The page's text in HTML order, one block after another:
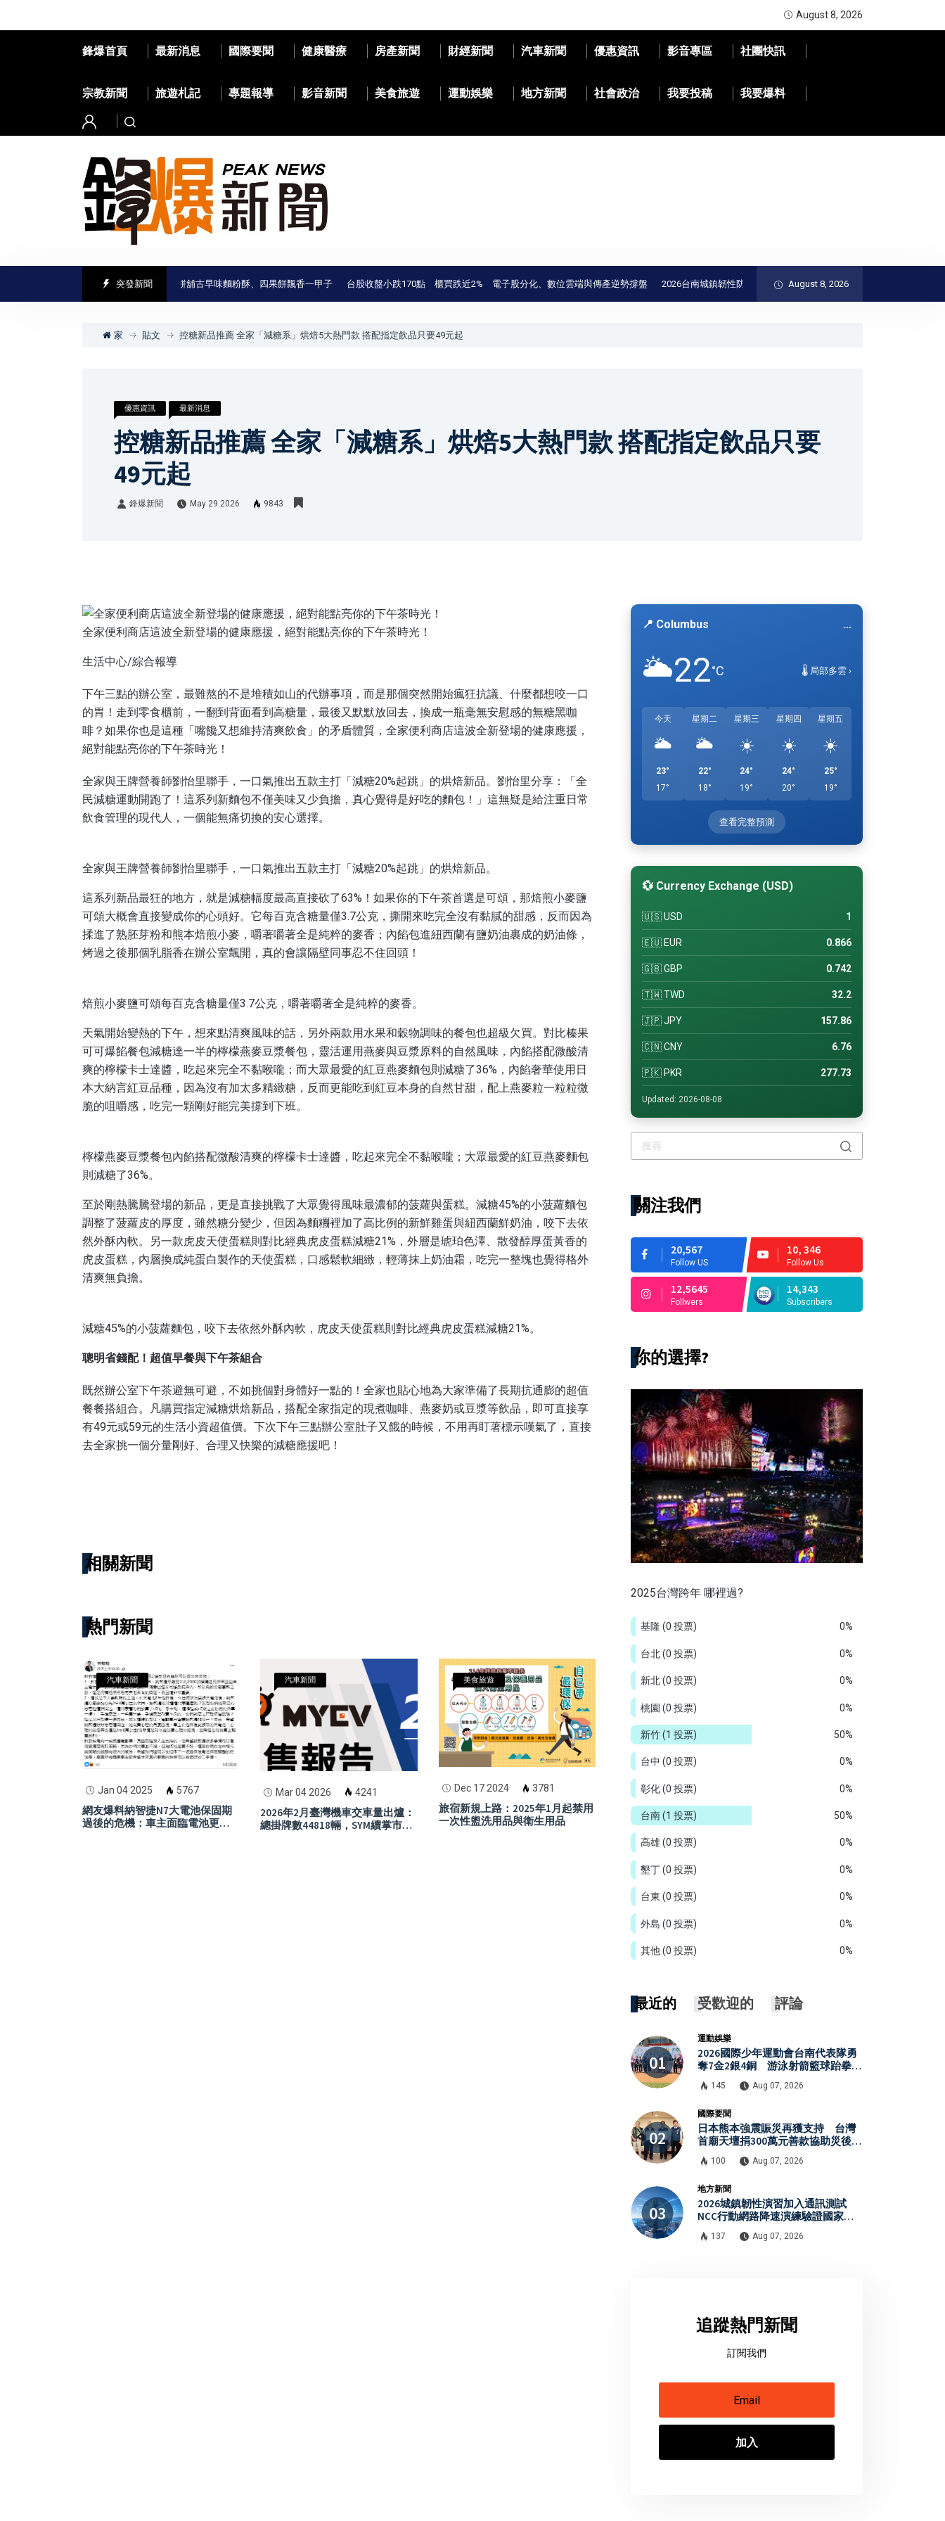
August 8, 2026
鋒爆首頁 最新消息 國際要聞 健康醫療 房產新聞 財經新聞 汽車新聞 優惠資訊 影音專區 社團快訊
宗教新聞 旅遊札記 專題報導 影音新聞 美食旅遊 運動娛樂 地方新聞 社會政治 我要投稿 我要爆料
突發新聞
引路臺南味」走進喜樹老街 義美香餅舖古早味麵粉酥、四果餅飄香一甲子 台股收盤小跌170點 櫃買跌近2% 電子股分化、數位雲端與傳產逆勢撐盤 2026台南城鎮韌性防空演習完成｜黃偉哲肯定全民防衛與防空避難整備
August 8, 2026
家 貼文 控糖新品推薦 全家「減糖系」烘焙5大熱門款 搭配指定飲品只要49元起
優惠資訊 最新消息
控糖新品推薦 全家「減糖系」烘焙5大熱門款 搭配指定飲品只要
49元起
鋒爆新聞 May 29 2026 9843
全家便利商店這波全新登場的健康應援，絕對能點亮你的下午茶時光！
生活中心/綜合報導
下午三點的辦公室，最難熬的不是堆積如山的代辦事項，而是那個突然開始瘋狂抗議、什麼都想咬一口
的胃！走到零食櫃前，一翻到背面看到高糖量，最後又默默放回去，換成一瓶毫無安慰感的無糖黑咖
啡？如果你也是這種「嘴饞又想維持清爽飲食」的矛盾體質，全家便利商店這波全新登場的健康應援，
絕對能點亮你的下午茶時光！
全家與王牌營養師劉怡里聯手，一口氣推出五款主打「減糖20%起跳」的烘焙新品。劉怡里分享：「全
民減糖運動開跑了！這系列新麵包不僅美味又少負擔，真心覺得是好吃的麵包！」這無疑是給注重日常
飲食管理的現代人，一個能無痛切換的安心選擇。
全家與王牌營養師劉怡里聯手，一口氣推出五款主打「減糖20%起跳」的烘焙新品。
這系列新品最狂的地方，就是減糖幅度最高直接砍了63%！如果你的下午茶首選是可頌，那焙煎小麥鹽
可頌大概會直接變成你的心頭好。它每百克含糖量僅3.7公克，撕開來吃完全沒有黏膩的甜感，反而因為
揉進了熟胚芽粉和熊本焙煎小麥，嚼著嚼著全是純粹的麥香；內餡包進紐西蘭有鹽奶油裹成的奶油條，
烤過之後那個乳脂香在辦公室飄開，真的會讓隔壁同事忍不住回頭！
焙煎小麥鹽可頌每百克含糖量僅3.7公克，嚼著嚼著全是純粹的麥香。
天氣開始變熱的下午，想來點清爽風味的話，另外兩款用水果和穀物調味的餐包也超級欠買。對比榛果
可可爆餡餐包減糖達一半的檸檬燕麥豆漿餐包，靈活運用燕麥與豆漿原料的自然風味，內餡搭配微酸清
爽的檸檬卡士達醬，吃起來完全不黏喉嚨；而大眾最愛的紅豆燕麥麵包則減糖了36%，內餡奢華使用日
本大納言紅豆品種，因為沒有加太多精緻糖，反而更能吃到紅豆本身的自然甘甜，配上燕麥粒一粒粒微
脆的咀嚼感，吃完一顆剛好能完美撐到下班。
檸檬燕麥豆漿餐包內餡搭配微酸清爽的檸檬卡士達醬，吃起來完全不黏喉嚨；大眾最愛的紅豆燕麥麵包
則減糖了36%。
至於剛熱騰騰登場的新品，更是直接挑戰了大眾覺得風味最濃郁的菠蘿與蛋糕。減糖45%的小菠蘿麵包
調整了菠蘿皮的厚度，雖然糖分變少，但因為麵糰裡加了高比例的新鮮雞蛋與紐西蘭鮮奶油，咬下去依
然外酥內軟。另一款虎皮天使蛋糕則對比經典虎皮蛋糕減糖21%，外層是琥珀色澤、散發醇厚蛋黃香的
虎皮蛋糕，內層換成純蛋白製作的天使蛋糕，口感鬆軟細緻，輕薄抹上奶油霜，吃完一整塊也覺得格外
清爽無負擔。
減糖45%的小菠蘿麵包，咬下去依然外酥內軟，虎皮天使蛋糕則對比經典虎皮蛋糕減糖21%。
聰明省錢配！超值早餐與下午茶組合
既然辦公室下午茶避無可避，不如挑個對身體好一點的！全家也貼心地為大家準備了長期抗通膨的超值
餐餐搭組合。凡購買指定減糖烘焙新品，搭配全家指定的現煮咖啡、燕麥奶或豆漿等飲品，即可直接享
有49元或59元的生活小資超值價。下次下午三點辦公室肚子又餓的時候，不用再盯著標示嘆氣了，直接
去全家挑一個分量剛好、合理又快樂的減糖應援吧！
相關新聞
熱門新聞
汽車新聞
Jan 04 2025 5767
網友爆料納智捷N7大電池保固期
過後的危機：車主面臨電池更換
汽車新聞
Mar 04 2026 4241
2026年2月臺灣機車交車量出爐：
總掛牌數44818輛，SYM續掌市場
美食旅遊
Dec 17 2024 3781
旅宿新規上路：2025年1月起禁用
一次性盥洗用品與衛生用品
📍 Columbus ...
🌥️22°C 🌡️ 局部多雲 ›
今天
🌥️
23°
17°
星期二
🌥️
22°
18°
星期三
☀️
24°
19°
星期四
☀️
24°
20°
星期五
☀️
25°
19°
查看完整預測
💱 Currency Exchange (USD)
🇺🇸 USD 1
🇪🇺 EUR 0.866
🇬🇧 GBP 0.742
🇹🇼 TWD 32.2
🇯🇵 JPY 157.86
🇨🇳 CNY 6.76
🇵🇰 PKR 277.73
Updated: 2026-08-08
關注我們
20,567
Follow US
10, 346
Follow Us
12,5645
Follwers
14,343
Subscribers
你的選擇?
2025台灣跨年 哪裡過?
0%
基隆 (0 投票)
0%
台北(0 投票)
0%
新北(0 投票)
0%
桃園 (0 投票)
50%
新竹(1 投票)
0%
台中 (0 投票)
0%
彰化(0 投票)
50%
台南(1 投票)
0%
高雄(0 投票)
0%
墾丁(0 投票)
0%
台東 (0 投票)
0%
外島 (0 投票)
0%
其他(0 投票)
最近的 受歡迎的 評論
運動娛樂
2026國際少年運動會台南代表隊勇
奪7金2銀4銅 游泳射箭籃球跆拳道
展現青年競技實力
145 Aug 07, 2026
國際要聞
日本熊本強震賑災再獲支持 台灣
首廟天壇捐300萬元善款協助災後復
原
100 Aug 07, 2026
地方新聞
2026城鎮韌性演習加入通訊測試
NCC行動網路降速演練驗證國家通
訊防護能力
137 Aug 07, 2026
追蹤熱門新聞
訂閱我們
加入